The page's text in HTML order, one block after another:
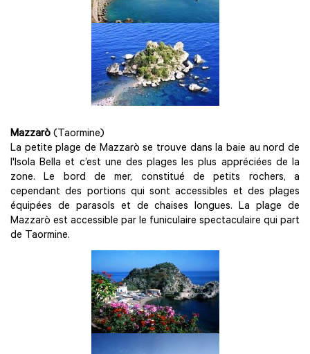
Mazzarò (Taormine)
La petite plage de Mazzarò se trouve dans la baie au nord de
l'Isola Bella et c’est une des plages les plus appréciées de la
zone. Le bord de mer, constitué de petits rochers, a
cependant des portions qui sont accessibles et des plages
équipées de parasols et de chaises longues. La plage de
Mazzarò est accessible par le funiculaire spectaculaire qui part
de Taormine.